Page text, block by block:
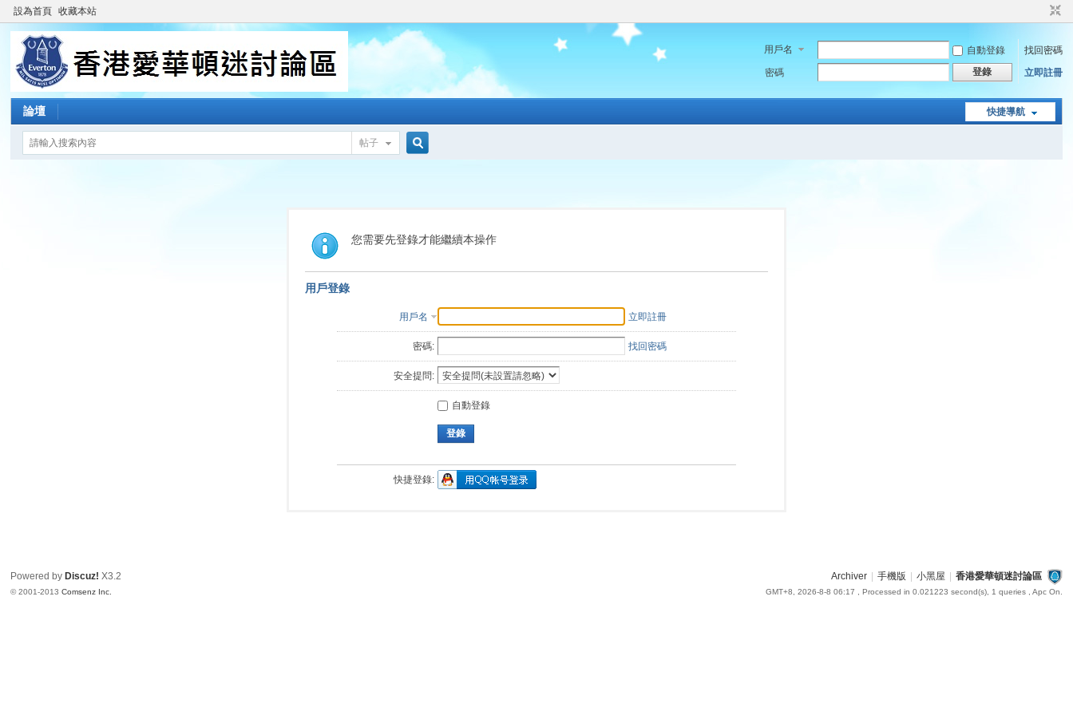
設為首頁 收藏本站
用戶名 自動登錄
找回密碼
密碼
登錄 立即註冊
快捷導航
論壇
帖子
索
您需要先登錄才能繼續本操作
用戶登錄
用戶名 立即註冊
密碼: 找回密碼
安全提問:
自動登錄
登錄
快捷登錄:
Archiver 手機版 小黑屋 香港愛華頓迷討論區
GMT+8, 2026-8-8 06:17 , Processed in 0.021223 second(s), 1 queries , Apc On.
Powered by Discuz! X3.2
© 2001-2013Comsenz Inc.